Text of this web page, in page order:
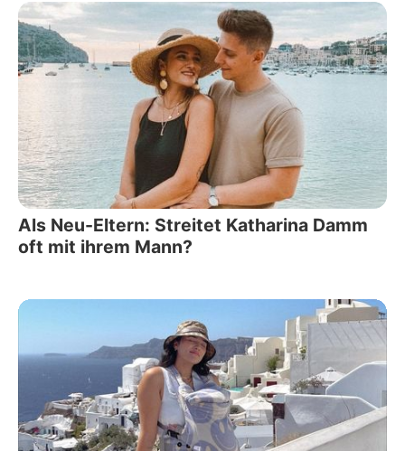
Als Neu-Eltern: Streitet Katharina Damm
oft mit ihrem Mann?